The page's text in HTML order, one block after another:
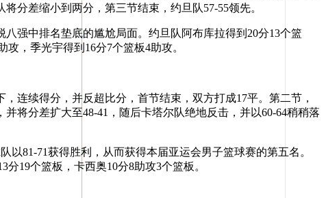
分差缩小到两分，第三节结束，约旦队57-55领先。
中排名垫底的尴尬局面。约旦队阿布库拉得到20分13个篮
，季光宇得到16分7个篮板4助攻。
续得分，并反超比分，首节结束，双方打成17平。第二节，
将分差扩大至48-41，随后卡塔尔队绝地反击，并以60-64稍稍落
81-71获得胜利，从而获得本届亚运会男子篮球赛的第五名。
19个篮板，卡西奥10分8助攻3个篮板。